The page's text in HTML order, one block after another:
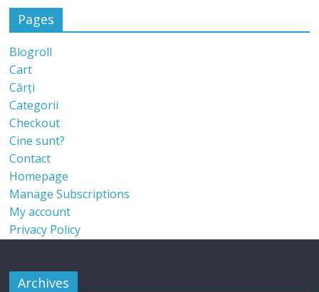
Pages
Blogroll
Cart
Cărți
Categorii
Checkout
Cine sunt?
Contact
Homepage
Manage Subscriptions
My account
Privacy Policy
Archives